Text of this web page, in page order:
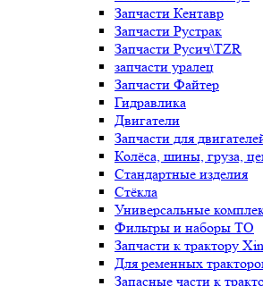
Запчасти Кентавр
Запчасти Рустрак
Запчасти Русич\TZR
запчасти уралец
Запчасти Файтер
Гидравлика
Двигатели
Запчасти для
Колёса, шины, груза,
Стандартные изделия
Стёкла
Универсальные
Фильтры и наборы ТО
Запчасти к трактору
Для ременных
Запасные части к